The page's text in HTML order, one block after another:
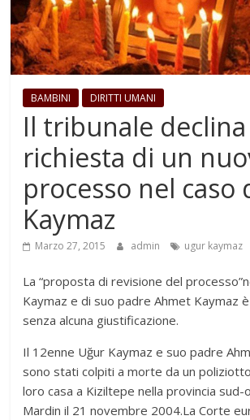
BAMBINI DIRITTI UMANI
Il tribunale declina
richiesta di un
processo nel caso
Kaymaz
Marzo 27, 2015 admin ugur kaymaz
La “proposta di revisione del
Kaymaz e di suo padre Ahmet Kaymaz
senza alcuna giustificazione.
Il 12enne Uğur Kaymaz e suo padre
sono stati colpiti a morte da un
loro casa a Kiziltepe nella provincia sud-
Mardin il 21 novembre 2004.La Corte